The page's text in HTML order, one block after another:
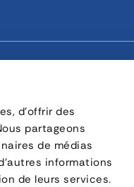
d'offrir des
partageons
de médias
informations
de leurs services.